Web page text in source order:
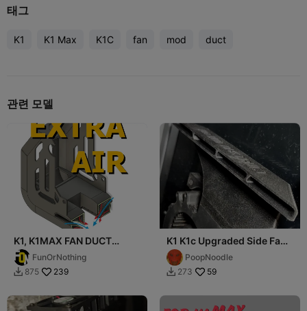
태그
K1 K1 Max K1C fan mod duct
관련 모델
K1, K1MAX FAN DUCT
COVER (Coandă Effect)
FunOrNothing
 875 239
K1 K1c Upgraded Side Fan
DuctPoopNoodle
 273 59